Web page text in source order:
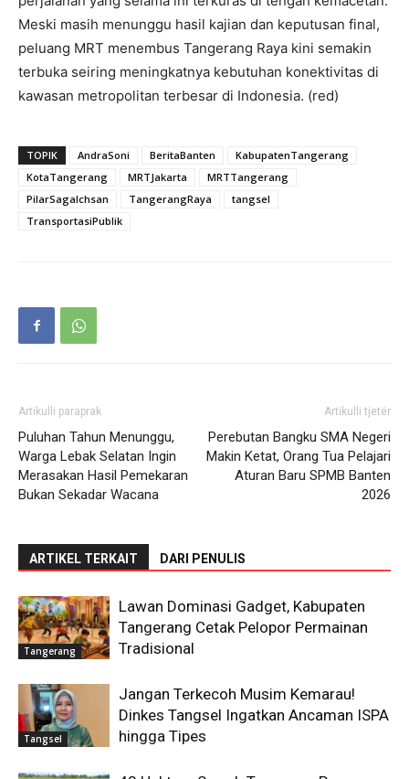
Meski masih menunggu hasil kajian dan keputusan final,
peluang MRT menembus Tangerang Raya kini semakin
terbuka seiring meningkatnya kebutuhan konektivitas di
kawasan metropolitan terbesar di Indonesia. (red)
TOPIK AndraSoni BeritaBanten
KabupatenTangerang
KotaTangerang
MRTJakarta
MRTTangerang
PilarSagaIchsan
TangerangRaya
tangsel
TransportasiPublik
Artikulli paraprak
Puluhan Tahun Menunggu,
Warga Lebak Selatan Ingin
Merasakan Hasil Pemekaran
Bukan Sekadar Wacana
Artikulli tjetër
Perebutan Bangku SMA Negeri
Makin Ketat, Orang Tua Pelajari
Aturan Baru SPMB Banten
2026
ARTIKEL TERKAIT DARI PENULIS
Tangerang
Lawan Dominasi Gadget, Kabupaten
Tangerang Cetak Pelopor Permainan
Tradisional
Tangsel
Jangan Terkecoh Musim Kemarau!
Dinkes Tangsel Ingatkan Ancaman ISPA
hingga Tipes